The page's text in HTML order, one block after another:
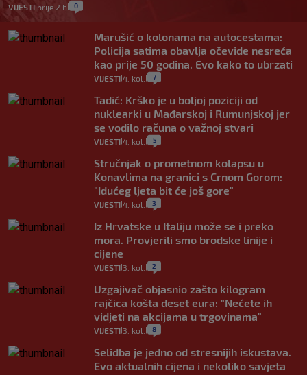
VIJESTI prije 2 h 0
Marušić o kolonama na autocestama:
Policija satima obavlja očevide nesreća
kao prije 50 godina. Evo kako to ubrzati
VIJESTI 4. kol. 7
Tadić: Krško je u boljoj poziciji od
nuklearki u Mađarskoj i Rumunjskoj jer
se vodilo računa o važnoj stvari
VIJESTI 4. kol. 5
Stručnjak o prometnom kolapsu u
Konavlima na granici s Crnom Gorom:
"Idućeg ljeta bit će još gore"
VIJESTI 4. kol. 3
Iz Hrvatske u Italiju može se i preko
mora. Provjerili smo brodske linije i
cijene
VIJESTI 3. kol. 2
Uzgajivač objasnio zašto kilogram
rajčica košta deset eura: "Nećete ih
vidjeti na akcijama u trgovinama"
VIJESTI 3. kol. 8
Selidba je jedno od stresnijih iskustava.
Evo aktualnih cijena i nekoliko savjeta